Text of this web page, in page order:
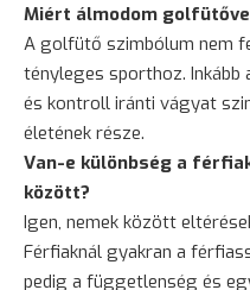
Miért álmodom
A golfütő szimbólum nem
tényleges sporthoz.
és kontroll iránti vágyat
életének része.
Van-e különbség a
között?
Igen, nemek között
Férfiaknál gyakran a
pedig a függetlenség és